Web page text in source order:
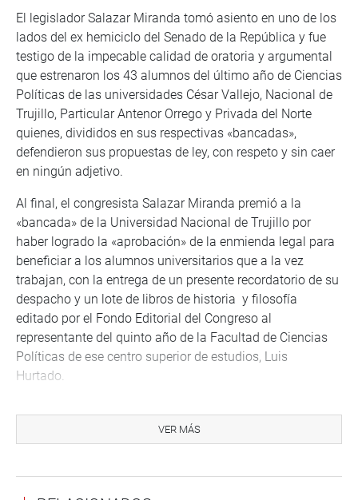
El legislador Salazar Miranda tomó asiento en uno de los
lados del ex hemiciclo del Senado de la República y fue
testigo de la impecable calidad de oratoria y argumental
que estrenaron los 43 alumnos del último año de Ciencias
Políticas de las universidades César Vallejo, Nacional de
Trujillo, Particular Antenor Orrego y Privada del Norte
quienes, divididos en sus respectivas «bancadas»,
defendieron sus propuestas de ley, con respeto y sin caer
en ningún adjetivo.
Al final, el congresista Salazar Miranda premió a la
«bancada» de la Universidad Nacional de Trujillo por
haber logrado la «aprobación» de la enmienda legal para
beneficiar a los alumnos universitarios que a la vez
trabajan, con la entrega de un presente recordatorio de su
despacho y un lote de libros de historia y filosofía
editado por el Fondo Editorial del Congreso al
representante del quinto año de la Facultad de Ciencias
Políticas de ese centro superior de estudios, Luis
Hurtado.
«Clínica Legislativa de Formación Parlamentaria»
recibieron sus respectivos certificados de asistencia y
VER MÁS